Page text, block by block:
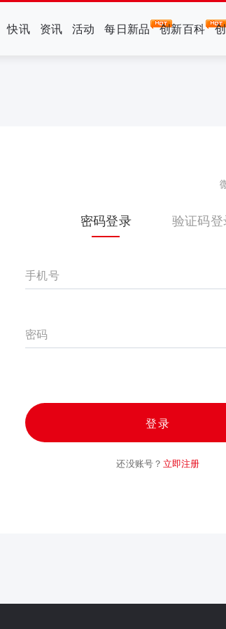
快讯 资讯 活动 每日新品 创新百科
密码登录 验证码登
手机号
密码
登录
还没账号？ 立即注册